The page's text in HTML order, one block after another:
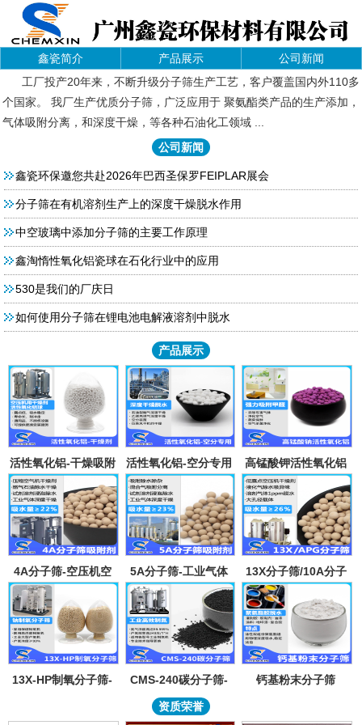
鑫瓷简介 产品展示
公司新闻
工厂投产20年来，不断升级分子筛生产工艺，客户覆盖国内外110多
个国家。 我厂生产优质分子筛，广泛应用于 聚氨酯类产品的生产添加，
气体吸附分离，和深度干燥，等各种石油化工领域 ...
公司新闻
鑫瓷环保邀您共赴2026年巴西圣保罗FEIPLAR展会
分子筛在有机溶剂生产上的深度干燥脱水作用
中空玻璃中添加分子筛的主要工作原理
鑫淘惰性氧化铝瓷球在石化行业中的应用
530是我们的厂庆日
如何使用分子筛在锂电池电解液溶剂中脱水
产品展示
活性氧化铝-干燥吸附
活性氧化铝-空分专用
吸附剂
高锰酸钾活性氧化铝
4A分子筛-空压机空
气气体吸水干燥颗粒-
溶剂试剂深度除水分
子筛吸附球
5A分子筛-工业气体
吸附纯化-溶剂深度除
水-混合气吸附分离
13X分子筛/10A分子
筛-lpglng燃气干燥除
异味除杂-空气低露点
干燥
13X-HP制氧分子筛-
筛95氧浓度-制氧钠分
CMS-240碳分子筛-
工业制氮机吸附剂炭
分子筛-99.999%浓度
钙基粉末分子筛
资质荣誉